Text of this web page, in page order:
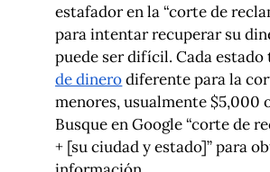
estafador en la “corte de
para intentar recuperar su
puede ser difícil. Cada
de dinerodiferente para la
menores, usualmente $5,000
Busque en Google “corte de
+ [su ciudad y estado]” para